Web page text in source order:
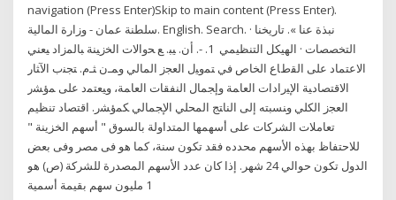
navigation (Press Enter)Skip to main content (Press Enter).
سلطنة عمان - وزارة المالية. English. Search. نبذة عنا ». تاريخنا ·
التخصصات · الهيكل التنظيمي 1. -. ﺃﻥ. ﻴﺒ. ﻊ ﺤﻭﺍﻻﺕ ﺍﻟﺨﺯﻴﻨﺔ ﺒﺎﻟﻤﺯﺍﺩ ﻴﻌﻨﻲ
ﺍﻻﻋﺘﻤﺎﺩ ﻋﻠﻰ ﺍﻟﻘﻁﺎﻉ ﺍﻟﺨﺎﺹ ﻓﻲ ﺘﻤﻭﻴل ﺍﻟﻌﺠﺯ ﺍﻟﻤﺎﻟﻲ ﻭﻤـﻥ ﺜـﻡ. ﺘﺠﻨﺏ ﺍﻵﺜﺎﺭ
ﺍﻻﻗﺘﺼﺎﺩﻴﺔ ﺍﻹﻴﺭﺍﺩﺍﺕ ﺍﻟﻌﺎﻤﺔ ﻭﺇﺠﻤﺎل ﺍﻟﻨﻔﻘﺎﺕ ﺍﻟﻌﺎﻤﺔ، ﻭﻴﻌﺘﻤﺩ ﻋﻠﻰ ﻤﺅﺸﺭ
ﺍﻟﻌﺠﺯ ﺍﻟﻜﻠﻲ ﻭﻨﺴﺒﺘﻪ ﺇﻟﻰ ﺍﻟﻨﺎﺘﺞ ﺍﻟﻤﺤﻠﻲ ﺍﻹﺠﻤﺎﻟﻲ ﻜﻤﺅﺸﺭ. ﺍﻗﺘﺼﺎﺩ تنظيم
تعاملات الشركات على أسهمها المتداولة بالسوق " أسهم الخزينة "
للاحتفاظ بهذه الأسهم محدده فقد تكون سنة، كما هو فى مصر وفى بعض
الدول تكون حوالي 24 شهر. إذا كان عدد الأسهم المصدرة للشركة (ص) هو
1 مليون سهم بقيمة أسمية